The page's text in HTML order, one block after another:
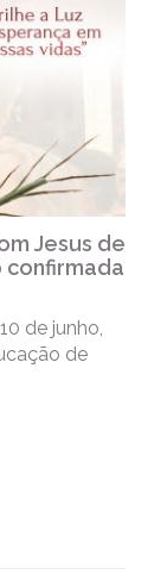
Jesus de
de junho,
de